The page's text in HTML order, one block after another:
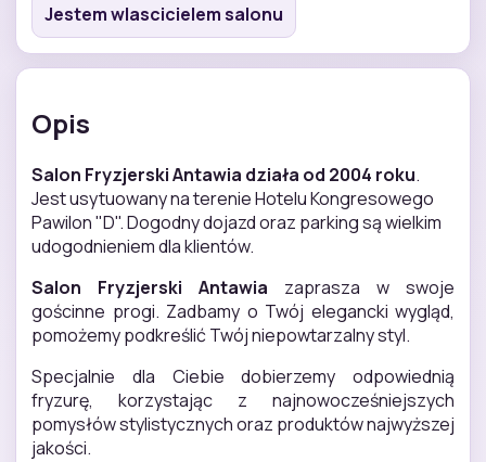
Jestem wlascicielem salonu
Opis
Salon Fryzjerski Antawia działa od 2004 roku.
Jest usytuowany na terenie Hotelu Kongresowego
Pawilon "D". Dogodny dojazd oraz parking są wielkim
udogodnieniem dla klientów.
Salon Fryzjerski Antawia zaprasza w swoje
gościnne progi. Zadbamy o Twój elegancki wygląd,
pomożemy podkreślić Twój niepowtarzalny styl.
Specjalnie dla Ciebie dobierzemy odpowiednią
fryzurę, korzystając z najnowocześniejszych
pomysłów stylistycznych oraz produktów najwyższej
jakości.